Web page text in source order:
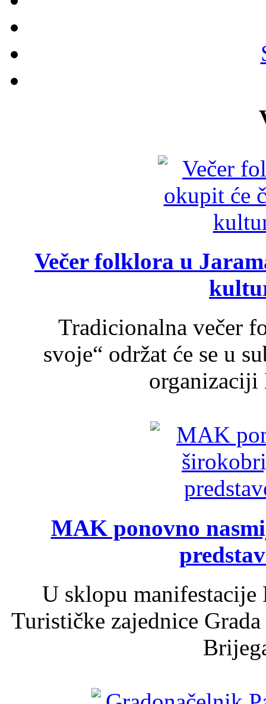
Večer folklora u
Tradicionalna večer
svoje“ održat će se u
organizaciji
MAK ponovno
U sklopu
Turističke zajednice